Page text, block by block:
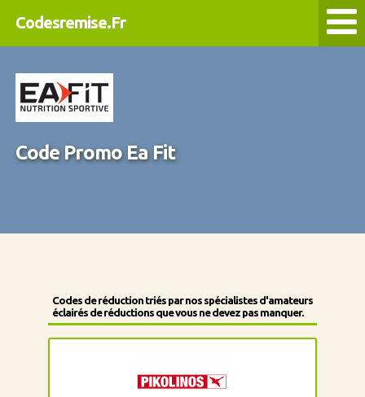
Codesremise.Fr
Code Promo Ea Fit
Codes de réduction triés par nos spécialistes d'amateurs
éclairés de réductions que vous ne devez pas manquer.